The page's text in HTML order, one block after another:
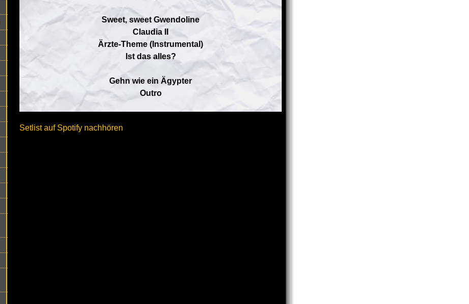
Sweet, sweet Gwendoline
Claudia II
Ärzte-Theme (Instrumental)
Ist das alles?
Gehn wie ein Ägypter
Outro
Setlist auf Spotify nachhören